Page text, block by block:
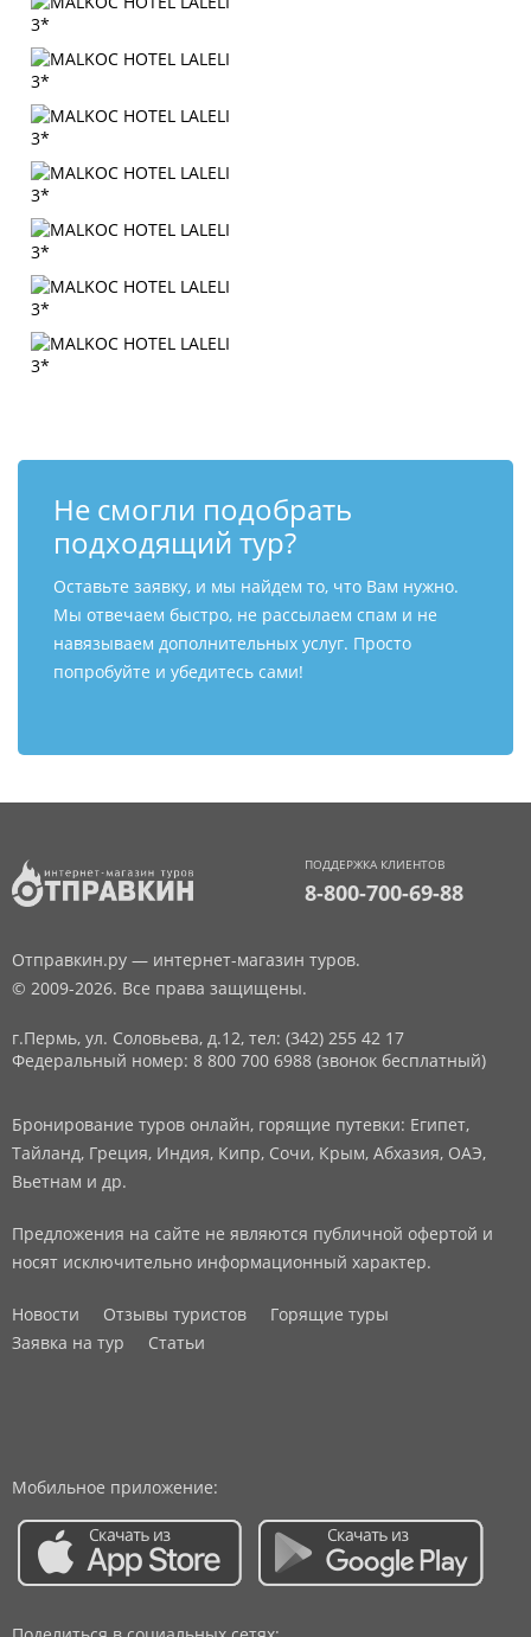
Не смогли подобрать
подходящий тур?
Оставьте заявку, и мы найдем то, что Вам нужно.
Мы отвечаем быстро, не рассылаем спам и не
навязываем дополнительных услуг. Просто
попробуйте и убедитесь сами!
ПОДДЕРЖКА КЛИЕНТОВ
8-800-700-69-88
Отправкин.ру — интернет-магазин туров.
© 2009-2026. Все права защищены.
г.Пермь, ул. Соловьева, д.12, тел: (342) 255 42 17
Федеральный номер: 8 800 700 6988 (звонок бесплатный)
Бронирование туров онлайн, горящие путевки: Египет,
Тайланд, Греция, Индия, Кипр, Сочи, Крым, Абхазия, ОАЭ,
Вьетнам и др.
Предложения на сайте не являются публичной офертой и
носят исключительно информационный характер.
Новости Отзывы туристов
Горящие туры
Заявка на тур
Статьи
Мобильное приложение: